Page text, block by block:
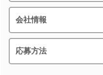
会社情報
応募方法